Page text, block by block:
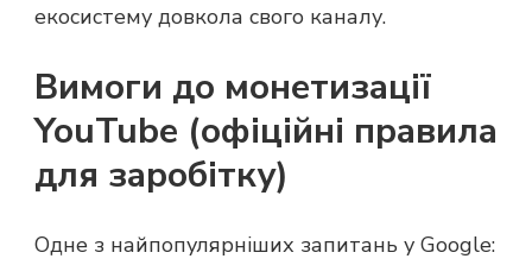
екосистему довкола свого каналу.
Вимоги до монетизації
YouTube (офіційні правила
для заробітку)
Одне з найпопулярніших запитань у Google: